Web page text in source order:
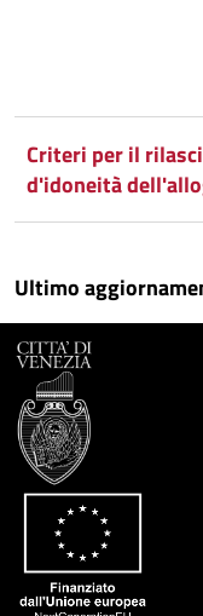
Criteri per il
d'idoneità
Ultimo